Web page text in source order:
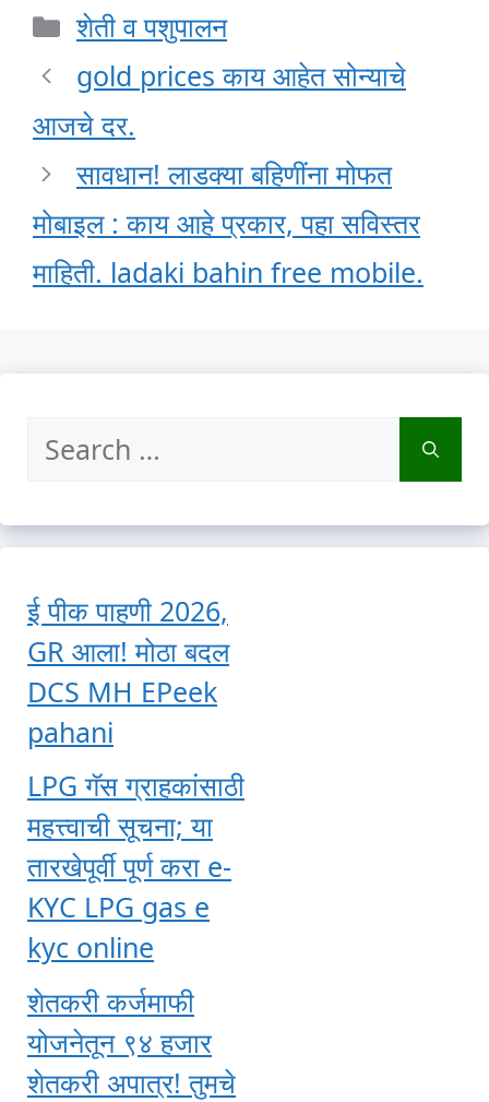
Categories
शेती व पशुपालन
gold prices काय आहेत सोन्याचे
आजचे दर.
सावधान! लाडक्या बहिणींना मोफत
मोबाइल : काय आहे प्रकार, पहा सविस्तर
माहिती. ladaki bahin free mobile.
Search
ई पीक पाहणी 2026,
GR आला! मोठा बदल
DCS MH EPeek
pahani
LPG गॅस ग्राहकांसाठी
महत्त्वाची सूचना; या
तारखेपूर्वी पूर्ण करा e-
KYC LPG gas e
kyc online
शेतकरी कर्जमाफी
योजनेतून ९४ हजार
शेतकरी अपात्र! तुमचे